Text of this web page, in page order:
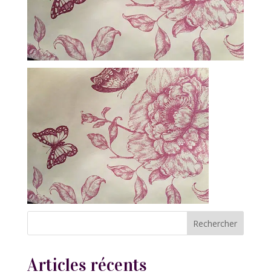
Articles récents